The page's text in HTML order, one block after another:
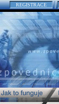
REGISTRACE